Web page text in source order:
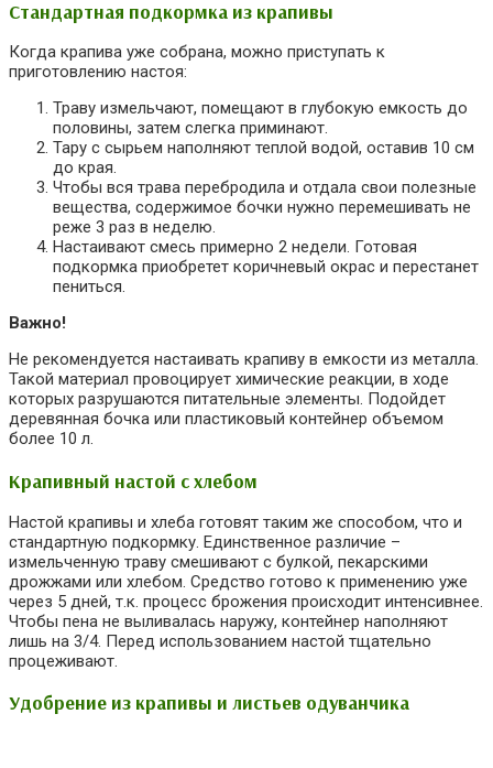
Стандартная подкормка из крапивы
Когда крапива уже собрана, можно приступать к
приготовлению настоя:
Траву измельчают, помещают в глубокую емкость до
половины, затем слегка приминают.
Тару с сырьем наполняют теплой водой, оставив 10 см
до края.
Чтобы вся трава перебродила и отдала свои полезные
вещества, содержимое бочки нужно перемешивать не
реже 3 раз в неделю.
Настаивают смесь примерно 2 недели. Готовая
подкормка приобретет коричневый окрас и перестанет
пениться.
Важно!
Не рекомендуется настаивать крапиву в емкости из металла.
Такой материал провоцирует химические реакции, в ходе
которых разрушаются питательные элементы. Подойдет
деревянная бочка или пластиковый контейнер объемом
более 10 л.
Крапивный настой с хлебом
Настой крапивы и хлеба готовят таким же способом, что и
стандартную подкормку. Единственное различие –
измельченную траву смешивают с булкой, пекарскими
дрожжами или хлебом. Средство готово к применению уже
через 5 дней, т.к. процесс брожения происходит интенсивнее.
Чтобы пена не выливалась наружу, контейнер наполняют
лишь на 3/4. Перед использованием настой тщательно
процеживают.
Удобрение из крапивы и листьев одуванчика